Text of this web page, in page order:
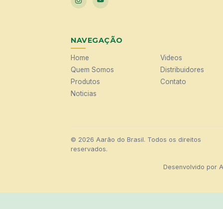
NAVEGAÇÃO
Home
Quem Somos
Produtos
Noticias
Videos
Distribuidores
Contato
© 2026 Aarão do Brasil. Todos os direitos
reservados.
Desenvolvido por